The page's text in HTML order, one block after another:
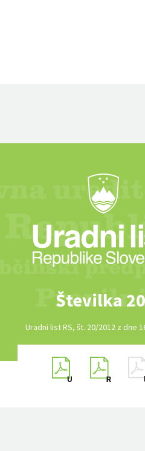
Številka 20
Uradni list RS, št. 20/2012 z dne